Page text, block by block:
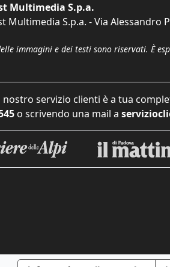
Multimedia S.p.a.
Multimedia S.p.a. - Via Alessandro
immagini e dei testi sono riservati. È
servizio clienti è a tua
o scrivendo una mail a